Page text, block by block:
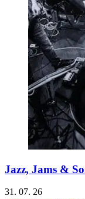
Jazz, Jams &
31. 07. 26